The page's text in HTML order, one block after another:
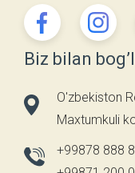
Biz bilan
O'zbekiston
Maxtumkuli
+99878 888